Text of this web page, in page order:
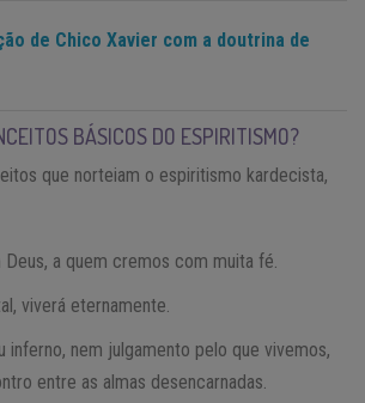
de Chico Xavier com a doutrina de
BÁSICOS DO ESPIRITISMO?
que norteiam o espiritismo kardecista,
Deus, a quem cremos com muita fé.
viverá eternamente.
inferno, nem julgamento pelo que vivemos,
entre as almas desencarnadas.